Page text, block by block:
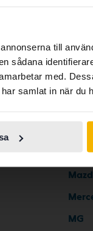
till
sådana
med.
samlat in när du
MG
service our
site
services.